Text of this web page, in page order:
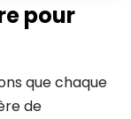
pour
que chaque
de